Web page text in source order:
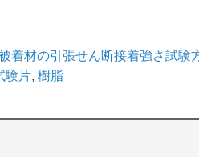
着材の引張せん断接着強さ試験
験片, 樹脂